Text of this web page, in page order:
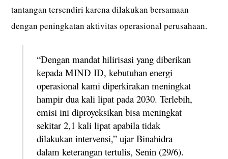
tantangan tersendiri karena dilakukan bersamaan
dengan peningkatan aktivitas operasional perusahaan.
“Dengan mandat hilirisasi yang diberikan
kepada MIND ID, kebutuhan energi
operasional kami diperkirakan meningkat
hampir dua kali lipat pada 2030. Terlebih,
emisi ini diproyeksikan bisa meningkat
sekitar 2,1 kali lipat apabila tidak
dilakukan intervensi,” ujar Binahidra
dalam keterangan tertulis, Senin (29/6).